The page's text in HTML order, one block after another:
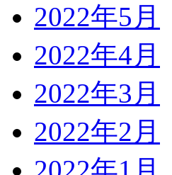
2022年5月
2022年4月
2022年3月
2022年2月